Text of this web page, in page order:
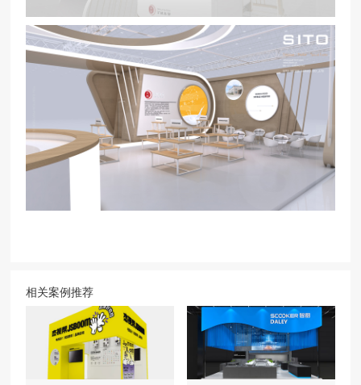
相关案例推荐